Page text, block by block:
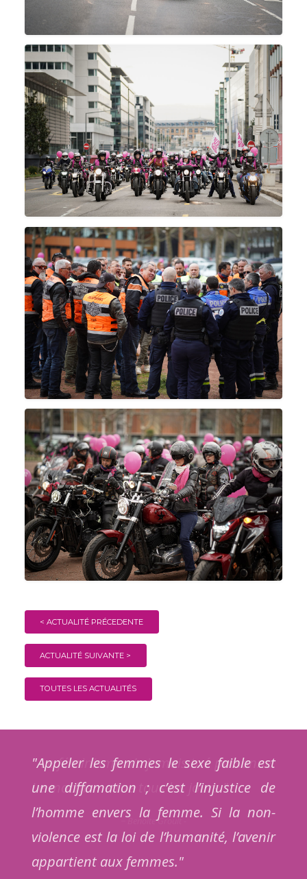
< ACTUALITÉ PRÉCEDENTE
ACTUALITÉ SUIVANTE >
TOUTES LES ACTUALITÉS
"Appeler les femmes le sexe faible est
une diffamation ; c’est l’injustice de
l’homme envers la femme. Si la non-
violence est la loi de l’humanité, l’avenir
appartient aux femmes."